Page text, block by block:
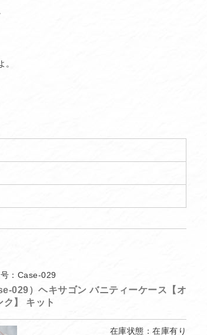
：Case-029
029）ヘキサゴン バニティーケース【オ
ク】 キット
在庫状態：在庫有り